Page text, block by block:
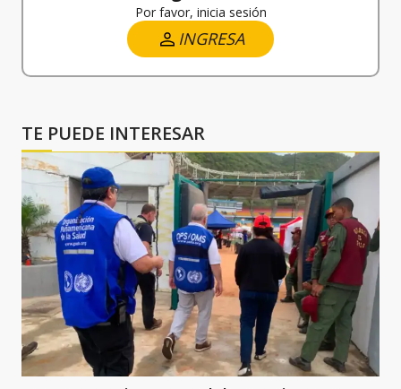
Por favor, inicia sesión
INGRESA
TE PUEDE INTERESAR